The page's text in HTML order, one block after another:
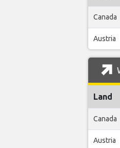
Canada
Austria
Land
Canada
Austria